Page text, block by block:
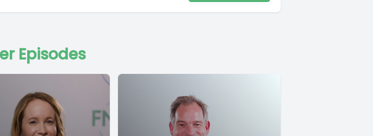
Episodes